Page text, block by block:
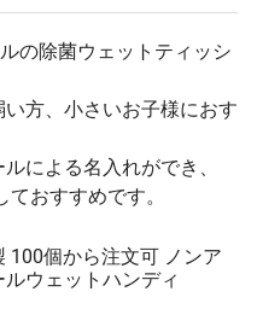
の除菌ウェットティッシ
方、小さいお子様におす
による名入れができ、
おすすめです。
100個から注文可 ノンア
ルウェットハンディ